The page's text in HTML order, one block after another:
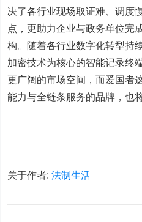
决了各行业现场取证难、调度
点，更助力企业与政务单位完
构。随着各行业数字化转型持
加密技术为核心的智能记录终
更广阔的市场空间，而爱国者
能力与全链条服务的品牌，也
关于作者:法制生活